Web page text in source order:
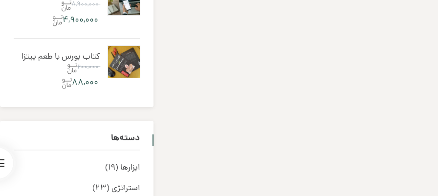
۸,۹۰۰,۰۰۰
۴,۹۰۰,۰۰۰
کتاب بورس با طعم پیتزا
۲۰۰,۰۰۰
۸۸,۰۰۰
دسته‌ها
ابزارها (19)
استراتژی (23)